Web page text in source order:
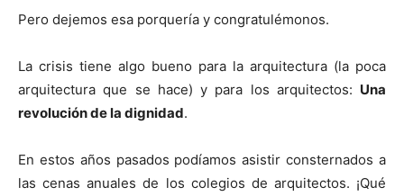
Pero dejemos esa porquería y congratulémonos.
La crisis tiene algo bueno para la arquitectura (la poca
arquitectura que se hace) y para los arquitectos: Una
revolución de la dignidad.
En estos años pasados podíamos asistir consternados a
las cenas anuales de los colegios de arquitectos. ¡Qué